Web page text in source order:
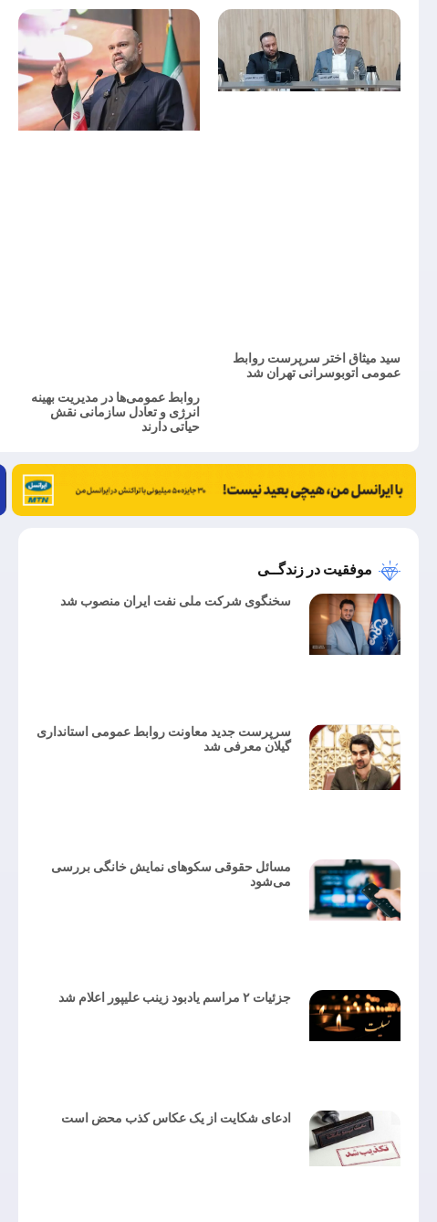
سید میثاق اختر سرپرست روابط
عمومی اتوبوسرانی تهران شد
روابط عمومی‌ها در مدیریت بهینه
انرژی و تعادل سازمانی نقش
حیاتی دارند
موفقیت در زندگــی
سخنگوی شرکت ملی نفت ایران منصوب شد
سرپرست جدید معاونت روابط عمومی استانداری
گیلان معرفی شد
مسائل حقوقی سکوهای نمایش خانگی بررسی
می‌شود
جزئیات ۲ مراسم یادبود زینب علیپور اعلام شد
ادعای شکایت از یک عکاس کذب محض است